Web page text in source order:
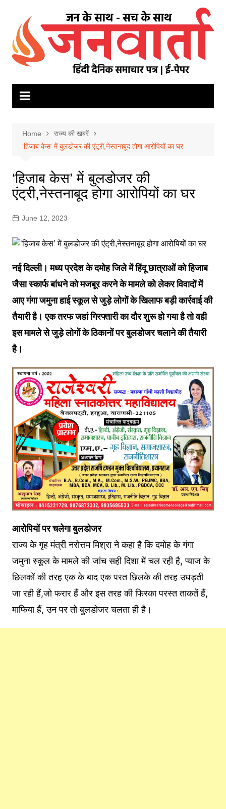
content
Home
राज्य की खबरें
‘हिजाब केस’ में बुलडोजर की एंट्री,नेस्तनाबूद होगा आरोपियों का घर
‘हिजाब केस’ में बुलडोजर की
एंट्री,नेस्तनाबूद होगा आरोपियों का घर
June 12, 2023
नई दिल्ली। मध्य प्रदेश के दमोह जिले में हिंदू छात्राओं को हिजाब
जैसा स्कार्फ बांधने को मजबूर करने के मामले को लेकर विवादों में
आए गंगा जमुना हाई स्कूल से जुड़े लोगों के खिलाफ बड़ी कार्रवाई की
तैयारी है। एक तरफ जहां गिरफ्तारी का दौर शुरू हो गया है तो वही
इस मामले से जुड़े लोगों के ठिकानों पर बुलडोजर चलाने की तैयारी
है।
आरोपियों पर चलेगा बुलडोजर
राज्य के गृह मंत्री नरोत्तम मिश्रा ने कहा है कि दमोह के गंगा
जमुना स्कूल के मामले की जांच सही दिशा में चल रही है, प्याज के
छिलकों की तरह एक के बाद एक परत छिलके की तरह उघड़ती
जा रही हैं,जो फरार हैं और इस तरह की फिरका परस्त ताकतें हैं,
माफिया हैं, उन पर तो बुलडोजर चलता ही है।